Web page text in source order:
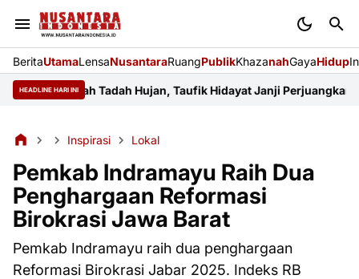
BeritaUtamaLensaNusantaraRuangPublikKhazanahGayaHidup
HEADLINE HARI INI
Sawah Tadah Hujan, Taufik Hidayat Janji Perjuangkan
Inspirasi Lokal
Pemkab Indramayu Raih Dua
Penghargaan Reformasi
Birokrasi Jawa Barat
Pemkab Indramayu raih dua penghargaan
Reformasi Birokrasi Jabar 2025. Indeks RB